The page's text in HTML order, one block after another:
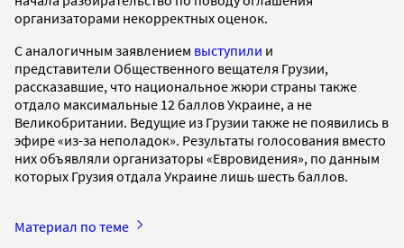
организаторами некорректных оценок.
С аналогичным заявлением выступили и
представители Общественного вещателя Грузии,
рассказавшие, что национальное жюри страны также
отдало максимальные 12 баллов Украине, а не
Великобритании. Ведущие из Грузии также не появились в
эфире «из-за неполадок». Результаты голосования вместо
них объявляли организаторы «Евровидения», по данным
которых Грузия отдала Украине лишь шесть баллов.
Материал по теме